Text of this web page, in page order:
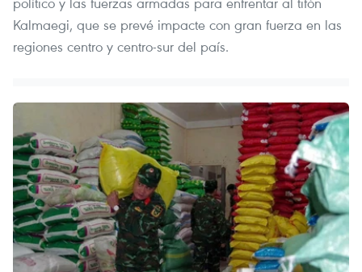
Kalmaegi, que se prevé impacte con gran fuerza en las
regiones centro y centro-sur del país.